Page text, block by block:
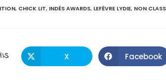
, CHICK LIT, INDÉS AWARDS, LEFÈVRE LYDIE, NON
PARTAGER
Ouvrir
dans
X Ouvrir
dans
Facebook